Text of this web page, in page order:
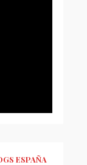
ESPAÑA